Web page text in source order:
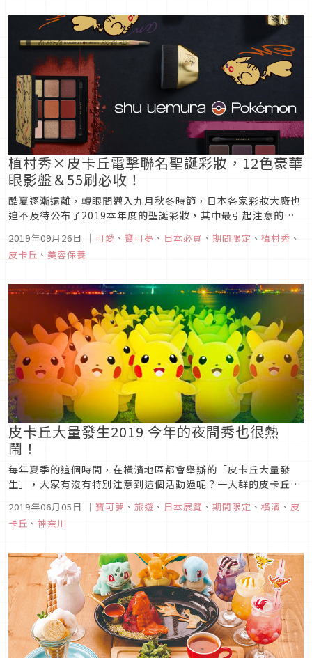
孩都會心甘情願的愛...
植村秀×皮卡丘電擊聯名聖誕彩妝，12色豪華
眼影盤＆55刷必收！
酷夏逐漸遠離，轉眼間邁入九月秋冬時節，日本各家彩妝大廠也
迫不及待公布了2019本年度的聖誕彩妝，其中最引起注意的當
然就是植村秀與皮卡丘的電擊聯名！植村秀超好用的明星商品們
這回穿上超可愛的手繪皮卡丘外包裝，消息一發佈立刻引起騷
動，來看看這系列聖誕彩妝的介紹！植村秀×皮卡丘聯名彩妝第
2019年09月26日 ｜ 可愛 、 寶可夢 、 日本必買 、 期間限定 、 植村秀 、
皮卡丘 、 美容保養
皮卡丘大量發生2019 今年的夜間秀也很熱
鬧！
每年夏季的這個時間，在橫濱地區都會舉辦的「皮卡丘大量發
生」，大家有沒有特別注意到這個活動過呢？一大群的皮卡丘出
現在街道上真的是超級療癒的，不管大人小孩都無法抵擋他們的
魅力。今年橫濱市港未來地區將於8月6日(星期二)～12日(星期
一)，舉行「皮卡丘大量出現中！2019」。©2019 Pokémon.
2019年06月05日 ｜ 寶可夢 、 旅遊 、 日本展覽 、 期間限定 、 橫濱 、 皮
卡丘 、 神奈川